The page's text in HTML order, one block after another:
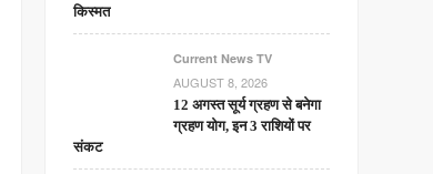
किस्मत
Current News TV
AUGUST 8, 2026
12 अगस्त सूर्य ग्रहण से बनेगा
ग्रहण योग, इन 3 राशियों पर
संकट